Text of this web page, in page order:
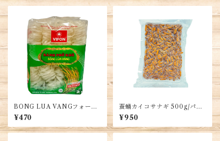
BONG LUA VANGフォー麺
400g/袋 約4人前・Dried Ric
e Noodle・Banh Pho kho
¥470
蚕蛹カイコサナギ 500g/パッ
ク・Silkworm pupae・Nhộn
g tằm
¥950